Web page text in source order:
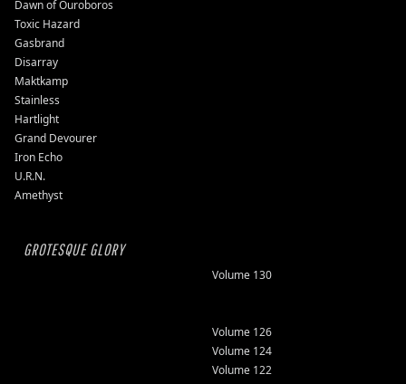
Dawn of Ouroboros
Toxic Hazard
Gasbrand
Disarray
Maktkamp
Stainless
Hartlight
Grand Devourer
Iron Echo
U.R.N.
Amethyst
GROTESQUE GLORY
Volume 130
Volume 126
Volume 124
Volume 122